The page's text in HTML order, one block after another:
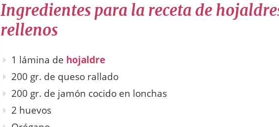
Ingredientes para la receta de
rellenos
1 lámina de hojaldre
200 gr. de queso rallado
200 gr. de jamón cocido en lonchas
2 huevos